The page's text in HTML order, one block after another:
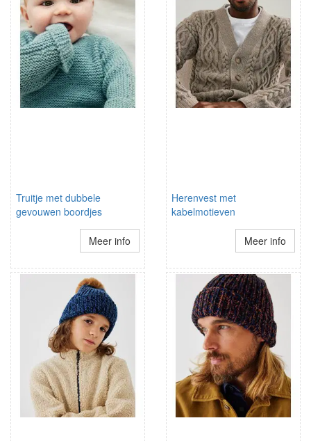
Truitje met dubbele
gevouwen boordjes
Meer info
Herenvest met
kabelmotieven
Meer info